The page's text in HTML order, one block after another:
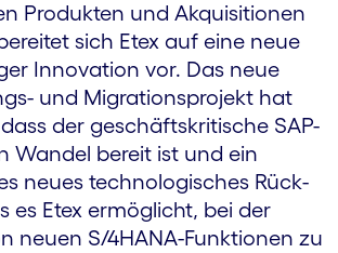
Produkten und Akquisitionen
sich Etex auf eine neue
Innovation vor. Das neue
und Migrations­projekt hat
der geschäfts­kritische SAP-
Wandel bereit ist und ein
neues techno­logisches Rück­
es Etex ermöglicht, bei der
neuen S/4HANA-Funktionen zu